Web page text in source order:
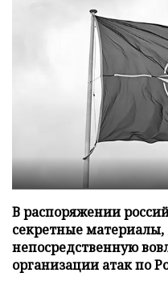
В распоряжении
секретные
непосредственную
организации атак по